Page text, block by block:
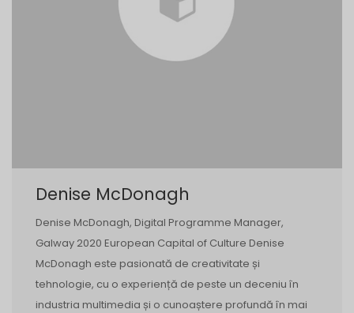
Denise McDonagh
Denise McDonagh, Digital Programme Manager,
Galway 2020 European Capital of Culture Denise
McDonagh este pasionată de creativitate și
tehnologie, cu o experiență de peste un deceniu în
industria multimedia și o cunoaștere profundă în mai